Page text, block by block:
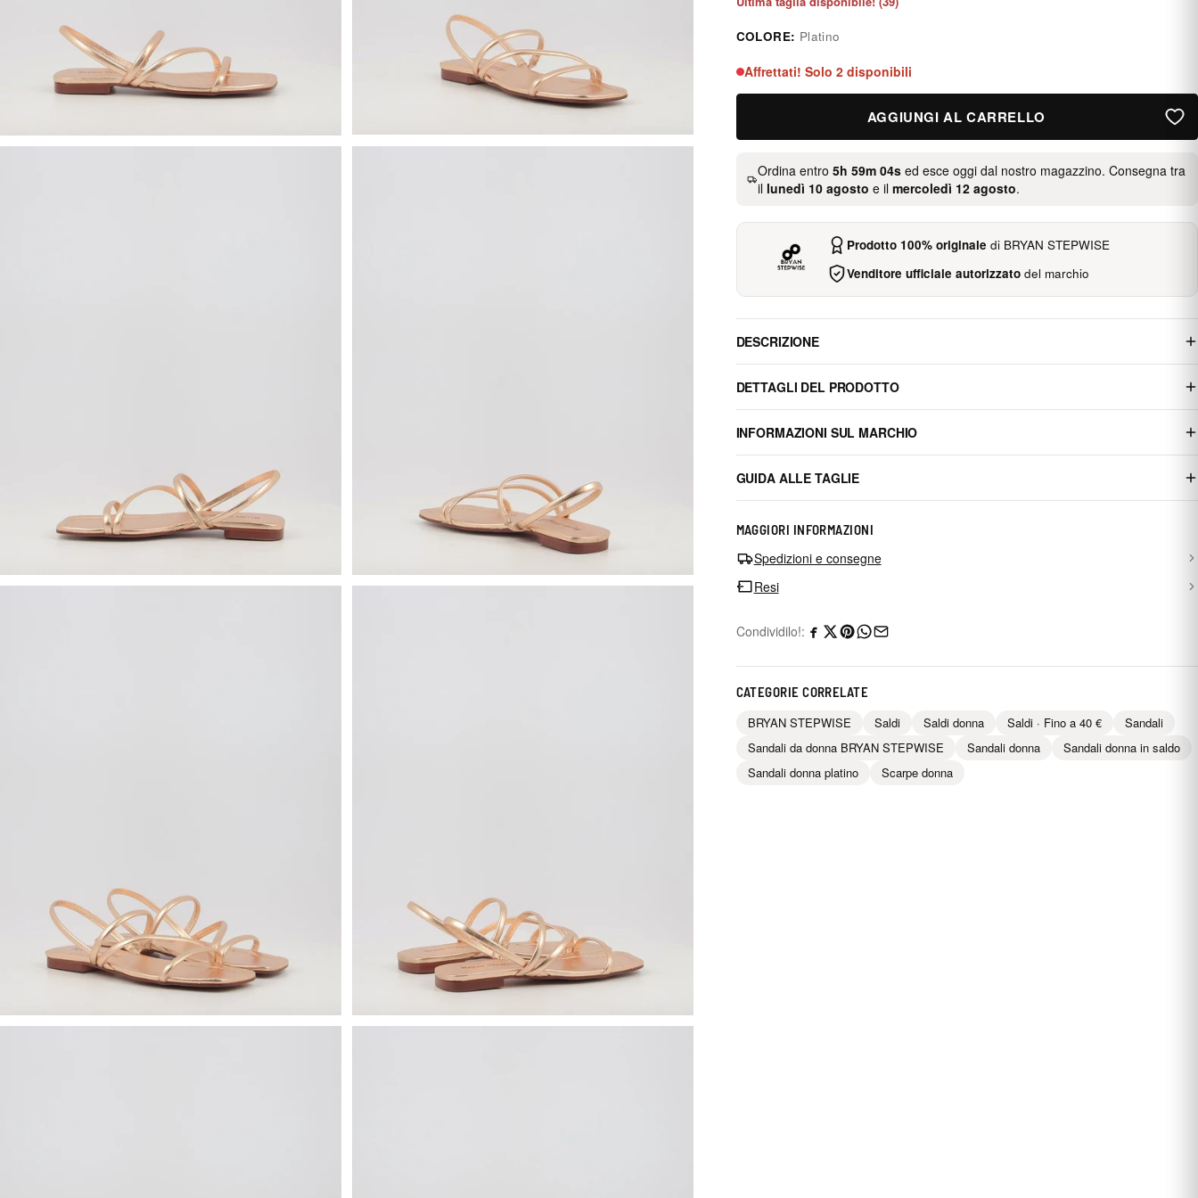
platino
COLORE: Platino
Affrettati! Solo 2 disponibili
AGGIUNGI AL CARRELLO
Ordina entro 5h 59m 03sed esce oggi dal nostro magazzino. Consegna tra
il lunedì 10 agosto e il mercoledì 12 agosto.
Prodotto 100% originale di BRYAN STEPWISE
Venditore ufficiale autorizzato del marchio
DESCRIZIONE
DETTAGLI DEL PRODOTTO
INFORMAZIONI SUL MARCHIO
GUIDA ALLE TAGLIE
MAGGIORI INFORMAZIONI
Spedizioni e consegne
Resi
Condividilo!:
CATEGORIE CORRELATE
BRYAN STEPWISE Saldi Saldi donna Saldi · Fino a 40 €
Sandali
Sandali da donna BRYAN STEPWISE
Sandali donna
Sandali donna in saldo
Sandali donna platino
Scarpe donna